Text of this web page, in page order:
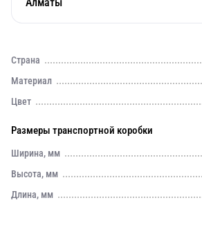
Страна
Материал
Цвет
Размеры транспортной коробки
Ширина, мм
Высота, мм
Длина, мм